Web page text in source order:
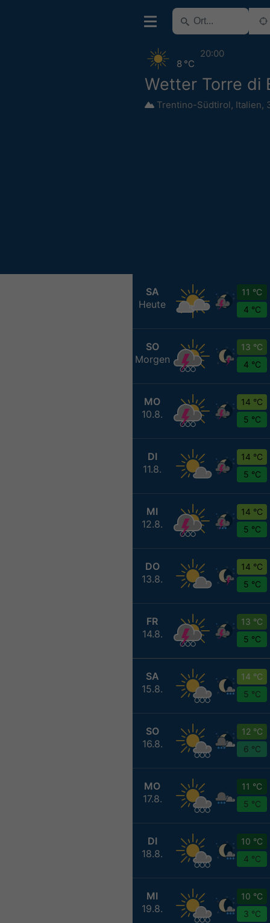
Wetter Torre di
Trentino-Südtirol, Italien,
8 °C
20:00
SA
Heute
11 °C
4 °C
SO
Morgen
13 °C
4 °C
MO
10.8.
14 °C
5 °C
DI
11.8.
14 °C
5 °C
MI
12.8.
14 °C
5 °C
DO
13.8.
14 °C
5 °C
FR
14.8.
13 °C
5 °C
SA
15.8.
14 °C
5 °C
SO
16.8.
12 °C
6 °C
MO
17.8.
11 °C
5 °C
DI
18.8.
10 °C
4 °C
MI
19.8.
10 °C
3 °C